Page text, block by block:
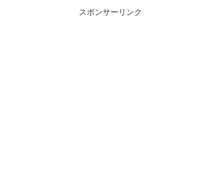
スポンサーリンク